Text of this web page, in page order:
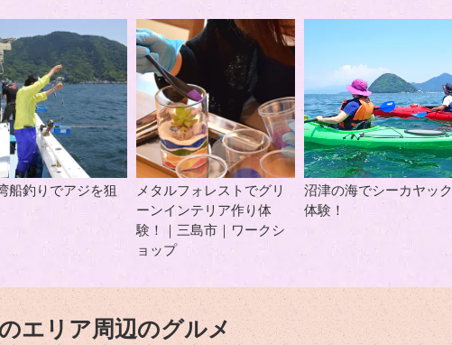
船釣りでアジを狙
メタルフォレストでグリ
ーンインテリア作り体
験！｜三島市｜ワークシ
ョップ
沼津の海でシーカヤック
体験！
エリア周辺のグルメ